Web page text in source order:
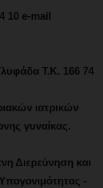
10 e-mail
Τ.Κ. 166 74
ιατρικών
γυναίκας.
Διερεύνηση και
-